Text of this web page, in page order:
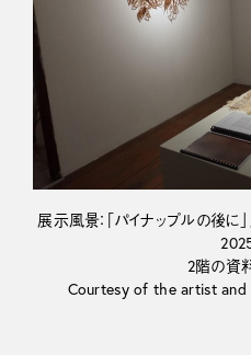
展示風景：「パイナップルの後に
2階の資
Courtesy of the artist and